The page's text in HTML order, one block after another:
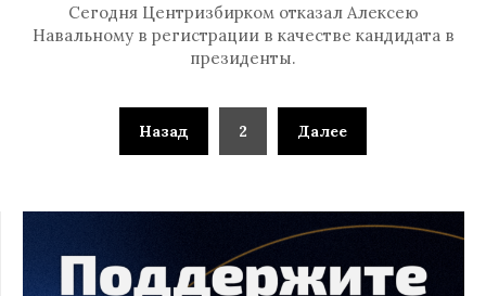
Сегодня Центризбирком отказал Алексею
Навальному в регистрации в качестве кандидата в
президенты.
Назад 2 Далее